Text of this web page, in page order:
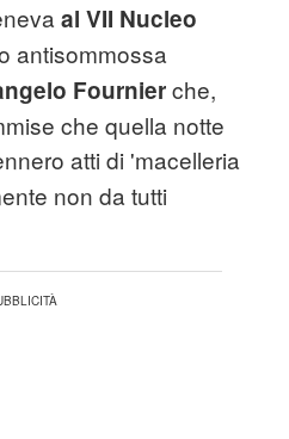
al VII Nucleo
antisommossa
Fournierche,
che quella notte
atti di 'macelleria
non da tutti